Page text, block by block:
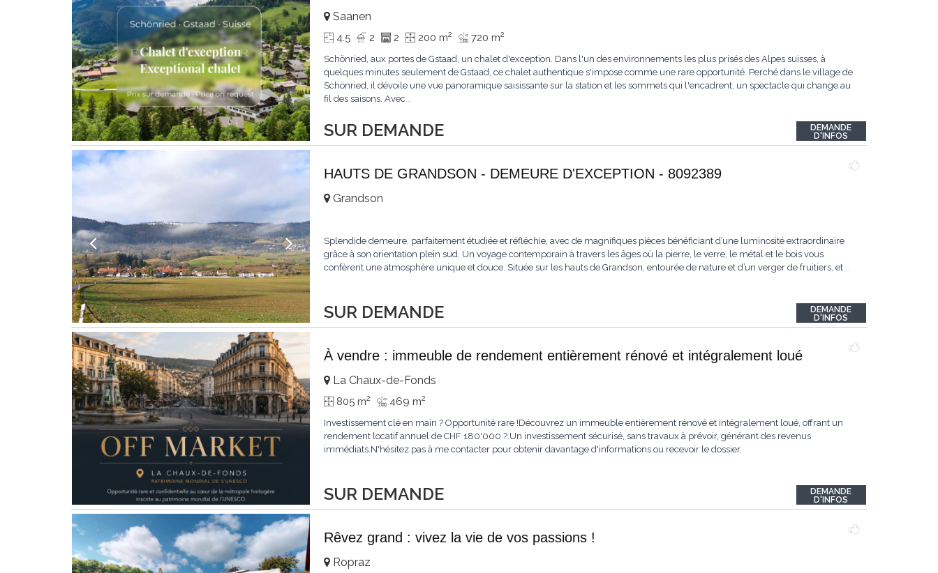
SUR DEMANDE
Saanen
4.5 2 2 200 m2 720 m2
Schönried, aux portes de Gstaad, un chalet d'exception. Dans l'un des environnements les plus prisés des Alpes suisses, à
quelques minutes seulement de Gstaad, ce chalet authentique s'impose comme une rare opportunité. Perché dans le village de
Schönried, il dévoile une vue panoramique saisissante sur la station et les sommets qui l'encadrent, un spectacle qui change au
fil des saisons. Avec...
DEMANDE
D'INFOS
HAUTS DE GRANDSON - DEMEURE D'EXCEPTION - 8092389
SUR DEMANDE
Grandson
Splendide demeure, parfaitement étudiée et réfléchie, avec de magnifiques pièces bénéficiant d’une luminosité extraordinaire
grâce à son orientation plein sud. Un voyage contemporain à travers les âges où la pierre, le verre, le métal et le bois vous
confèrent une atmosphère unique et douce. Située sur les hauts de Grandson, entourée de nature et d’un verger de fruitiers, et...
DEMANDE
D'INFOS
À vendre : immeuble de rendement entièrement rénové et intégralement loué
SUR DEMANDE
La Chaux-de-Fonds
805 m2 469 m2
Investissement clé en main ? Opportunité rare !Découvrez un immeuble entièrement rénové et intégralement loué, offrant un
rendement locatif annuel de CHF 180'000.?.Un investissement sécurisé, sans travaux à prévoir, générant des revenus
immédiats.N'hésitez pas à me contacter pour obtenir davantage d'informations ou recevoir le dossier.
DEMANDE
D'INFOS
Rêvez grand : vivez la vie de vos passions !
Ropraz